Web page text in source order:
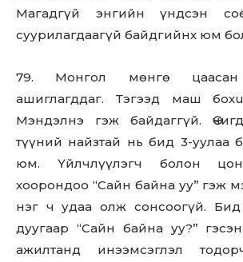
Магадгүй энгийн үндсэн
суурилагдаагүй байдгийнх юм
79. Монгол мөнгө цаасан
ашиглагддаг. Тэгээд маш
Мэндэлнэ гэж байдаггүй.
түүний найзтай нь бид 3-уулаа
юм. Үйлчлүүлэгч болон
хоорондоо “Сайн байна уу” гэж
нэг ч удаа олж сонсоогүй. Бид
дуугаар “Сайн байна уу?”
ажилтанд инээмсэглэл